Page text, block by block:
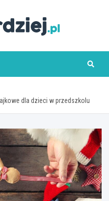
dla dzieci w przedszkolu